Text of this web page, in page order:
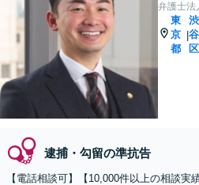
弁護士法
東
京
都
|
渋
谷
区
逮捕・勾留の準抗告
【電話相談可】【10,000件以上の相談実